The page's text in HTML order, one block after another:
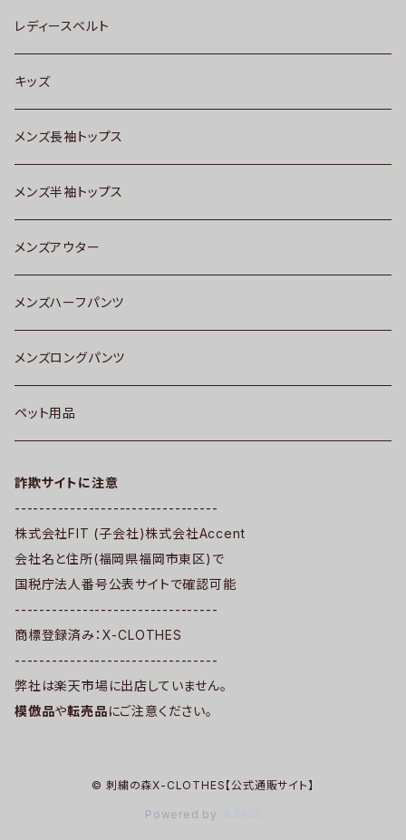
レディースベルト
キッズ
メンズ長袖トップス
メンズ半袖トップス
メンズアウター
メンズハーフパンツ
メンズロングパンツ
ペット用品
詐欺サイトに注意
---------------------------------
株式会社FIT (子会社)株式会社Accent
会社名と住所(福岡県福岡市東区)で
国税庁法人番号公表サイトで確認可能
---------------------------------
商標登録済み：X-CLOTHES
---------------------------------
弊社は楽天市場に出店していません。
模倣品や転売品にご注意ください。
© 刺繍の森X-CLOTHES【公式通販サイト】
Powered by